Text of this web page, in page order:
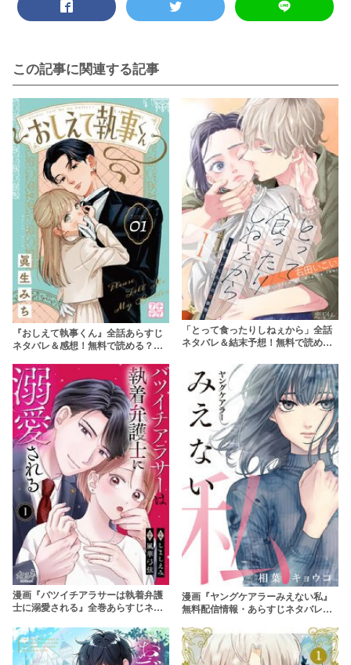
この記事に関連する記事
『おしえて執事くん』全話あらすじ
ネタバレ＆感想！無料で読める？
「とって食ったりしねぇから」全話
ネタバレ＆結末予想！無料で読め
漫画『バツイチアラサーは執着弁護
士に溺愛される』全巻あらすじネタ
むのはやめよう
漫画『ヤングケアラーみえない私』
無料配信情報・あらすじネタバレ！